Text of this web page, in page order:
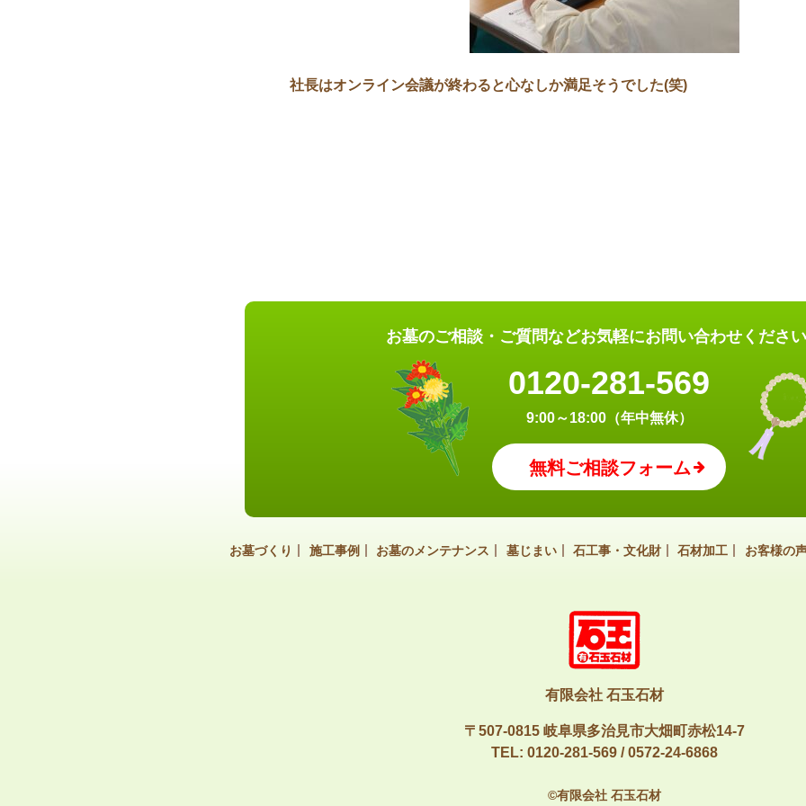
社長はオンライン会議が終わると心なしか満足そうでした(笑)
お墓のご相談・ご質問などお気軽にお問い合わせくださ
0120-281-569
9:00～18:00（年中無休）
無料ご相談フォーム
お墓づくり 施工事例 お墓のメンテナンス 墓じまい 石工事・文化財 石材加工 お客様の
有限会社 石玉石材
〒507-0815 岐阜県多治見市大畑町赤松14-7
TEL: 0120-281-569 /0572-24-6868
©有限会社 石玉石材